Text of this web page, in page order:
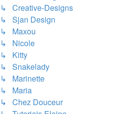
↳ Creative-Designs
↳ Sjan Design
↳ Maxou
↳ Nicole
↳ Kitty
↳ Snakelady
↳ Marinette
↳ Maria
↳ Chez Douceur